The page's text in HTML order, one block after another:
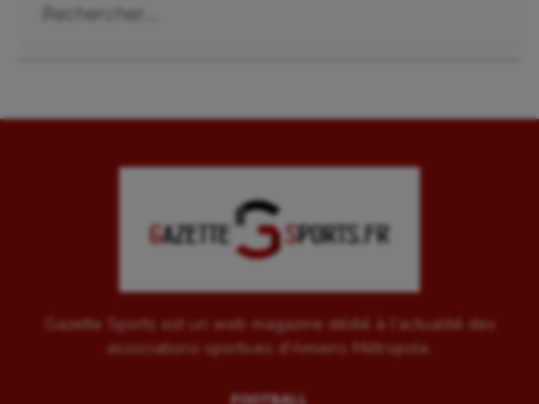
Gazette Sports est un web magazine dédié à l'actualité des
associations sportives d'Amiens Métropole.
FOOTBALL